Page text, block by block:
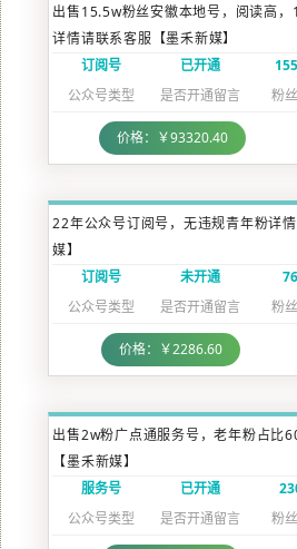
出售15.5w粉丝安徽本地号，阅读高，
详情请联系客服【墨禾新媒】
订阅号
公众号类型
已开通
是否开通留言
粉
价格：￥93320.40
22年公众号订阅号，无违规青年粉详
媒】
订阅号
公众号类型
未开通
是否开通留言
粉
价格：￥2286.60
出售2w粉广点通服务号，老年粉占比
【墨禾新媒】
服务号
公众号类型
已开通
是否开通留言
粉